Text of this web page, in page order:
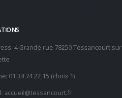
4 Grande rue 78250 Tessancourt sur
01 34 74 22 15 (choix 1)
accueil@tessancourt.fr